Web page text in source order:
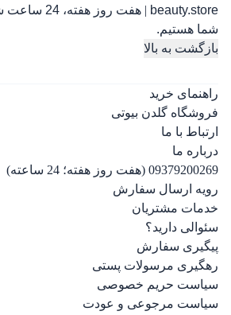
beauty.store
|
هفت روز
شما هستیم.
بازگشت به بالا
راهنمای خرید
فروشگاه گلدن بیوتی
ارتباط با ما
درباره ما
09379200269 (هفت روز هفته؛ 24 ساعته)
رویه ارسال سفارش
خدمات مشتریان
سئوالی دارید؟
پیگیری سفارش
رهگیری مرسولات پستی
سیاست حریم خصوصی
سیاست مرجوعی و عودت